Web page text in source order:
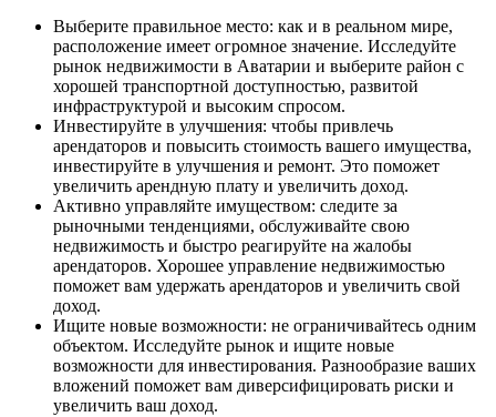
Выберите правильное место: как и в реальном мире,
расположение имеет огромное значение. Исследуйте
рынок недвижимости в Аватарии и выберите район с
хорошей транспортной доступностью, развитой
инфраструктурой и высоким спросом.
Инвестируйте в улучшения: чтобы привлечь
арендаторов и повысить стоимость вашего имущества,
инвестируйте в улучшения и ремонт. Это поможет
увеличить арендную плату и увеличить доход.
Активно управляйте имуществом: следите за
рыночными тенденциями, обслуживайте свою
недвижимость и быстро реагируйте на жалобы
арендаторов. Хорошее управление недвижимостью
поможет вам удержать арендаторов и увеличить свой
доход.
Ищите новые возможности: не ограничивайтесь одним
объектом. Исследуйте рынок и ищите новые
возможности для инвестирования. Разнообразие ваших
вложений поможет вам диверсифицировать риски и
увеличить ваш доход.